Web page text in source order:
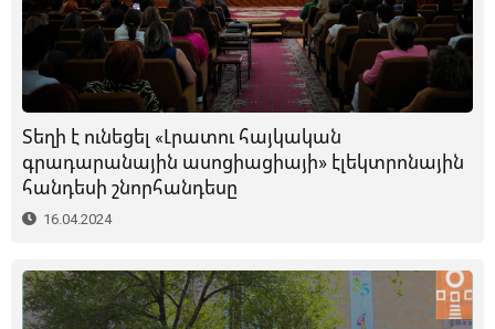
Տեղի է ունեցել «Լրատու հայկական
գրադարանային ասոցիացիայի» էլեկտրոնային
հանդեսի շնորհանդեսը
16.04.2024